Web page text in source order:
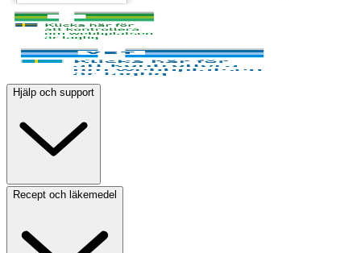
Hjälp och support
Recept och läkemedel